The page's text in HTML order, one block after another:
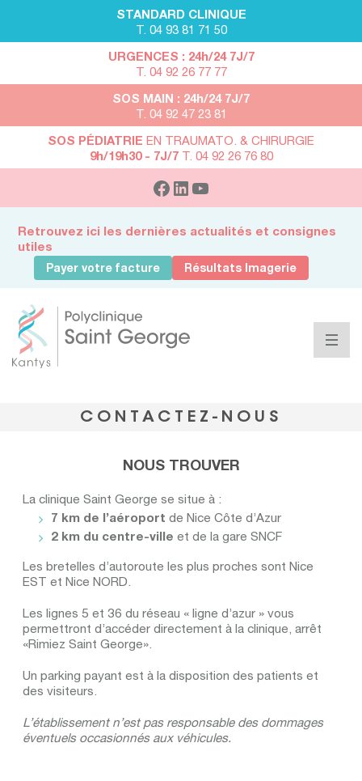
STANDARD CLINIQUE
T. 04 93 81 71 50
URGENCES : 24h/24 7J/7
T. 04 92 26 77 77
SOS MAIN : 24h/24 7J/7
T. 04 92 47 23 81
SOS PÉDIATRIE EN TRAUMATO. & CHIRURGIE
9h/19h30 - 7J/7T. 04 92 26 76 80
Retrouvez ici les dernières actualités et consignes
utiles
Payer votre facture Résultats Imagerie
CONTACTEZ-NOUS
NOUS TROUVER
La clinique Saint George se situe à :
7 km de l’aéroport de Nice Côte d’Azur
2 km du centre-ville et de la gare SNCF
Les bretelles d’autoroute les plus proches sont Nice
EST et Nice NORD.
Les lignes 5 et 36 du réseau « ligne d’azur » vous
permettront d’accéder directement à la clinique, arrêt
«Rimiez Saint George».
Un parking payant est à la disposition des patients et
des visiteurs.
L’établissement n’est pas responsable des dommages
éventuels occasionnés aux véhicules.